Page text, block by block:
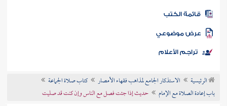
المكتبة
الكتب
موضوعي
تراجم الأعلام
الرئيسية الاستذكار الجامع لمذاهب فقهاء الأمصار
كتاب صلاة الجماعة
باب إعادة الصلاة مع الإمام
حديث إذا جئت فصل مع الناس وإن كنت قد صليت